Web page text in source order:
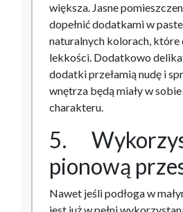
większa. Jasne
dopełnić dodatkami w
naturalnych kolorach, które
lekkości. Dodatkowo
dodatki przełamią nudę i
wnętrza będą miały w
charakteru.
5.
pionową
Nawet jeśli podłoga w